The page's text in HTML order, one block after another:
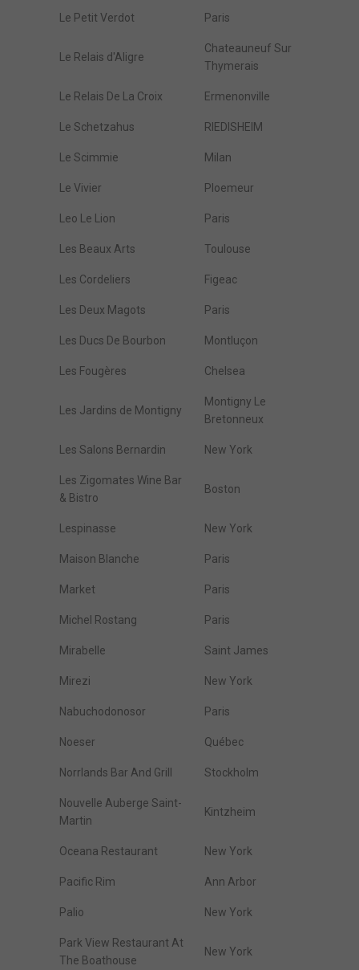
Le Petit Verdot Paris
Le Relais d'Aligre
Chateauneuf Sur
Thymerais
Le Relais De La Croix Ermenonville
Le Schetzahus RIEDISHEIM
Le Scimmie Milan
Le Vivier Ploemeur
Leo Le Lion Paris
Les Beaux Arts Toulouse
Les Cordeliers Figeac
Les Deux Magots Paris
Les Ducs De Bourbon Montluçon
Les Fougères Chelsea
Les Jardins de Montigny
Montigny Le
Bretonneux
Les Salons Bernardin New York
Les Zigomates Wine Bar
& Bistro
Boston
Lespinasse New York
Maison Blanche Paris
Market Paris
Michel Rostang Paris
Mirabelle Saint James
Mirezi New York
Nabuchodonosor Paris
Noeser Québec
Norrlands Bar And Grill Stockholm
Nouvelle Auberge Saint-
Martin
Kintzheim
Oceana Restaurant New York
Pacific Rim Ann Arbor
Palio New York
Park View Restaurant At
The Boathouse
New York